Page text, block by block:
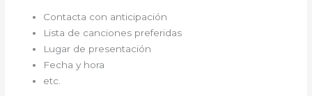
Contacta con anticipación
Lista de canciones preferidas
Lugar de presentación
Fecha y hora
etc.